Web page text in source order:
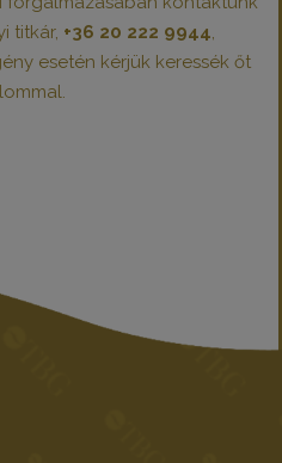
titkár, +36 20 222 9944
esetén kérjük keressék őt